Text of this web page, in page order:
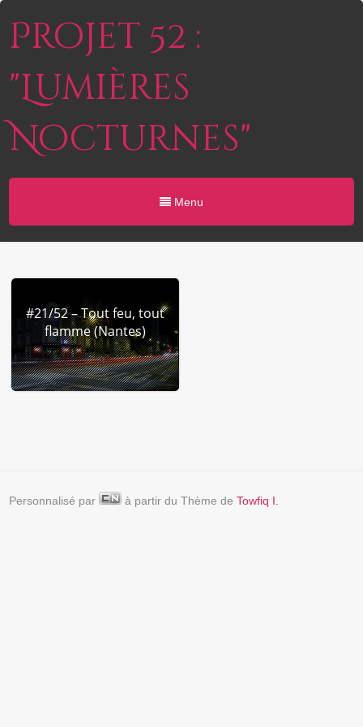
Projet 52 :
"Lumières
Nocturnes"
Menu
#21/52 – Tout feu, tout
flamme (Nantes)
Personnalisé par à partir du Thème deTowfiq I.